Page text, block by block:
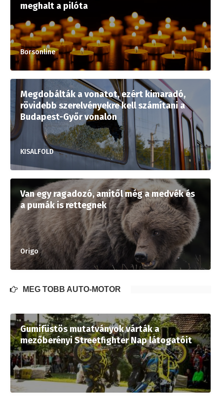
meghalt a pilóta
Borsonline
Megdobálták a vonatot, ezért kimaradó,
rövidebb szerelvényekre kell számítani a
Budapest-Győr vonalon
KISALFOLD
Van egy ragadozó, amitől még a medvék és
a pumák is rettegnek
Origo
MÉG TÖBB AUTÓ-MOTOR
Gumifüstös mutatványok várták a
mezőberényi Streetfighter Nap látogatóit